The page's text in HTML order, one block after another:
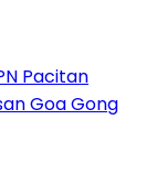
Pacitan
Goa Gong